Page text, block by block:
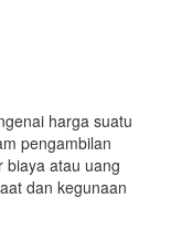
harga suatu
pengambilan
biaya atau uang
dan kegunaan